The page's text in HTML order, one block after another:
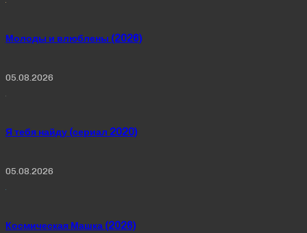
Молоды и влюблены (2026)
05.08.2026
Я тебя найду (сериал 2020)
05.08.2026
Космическая Машка (2026)